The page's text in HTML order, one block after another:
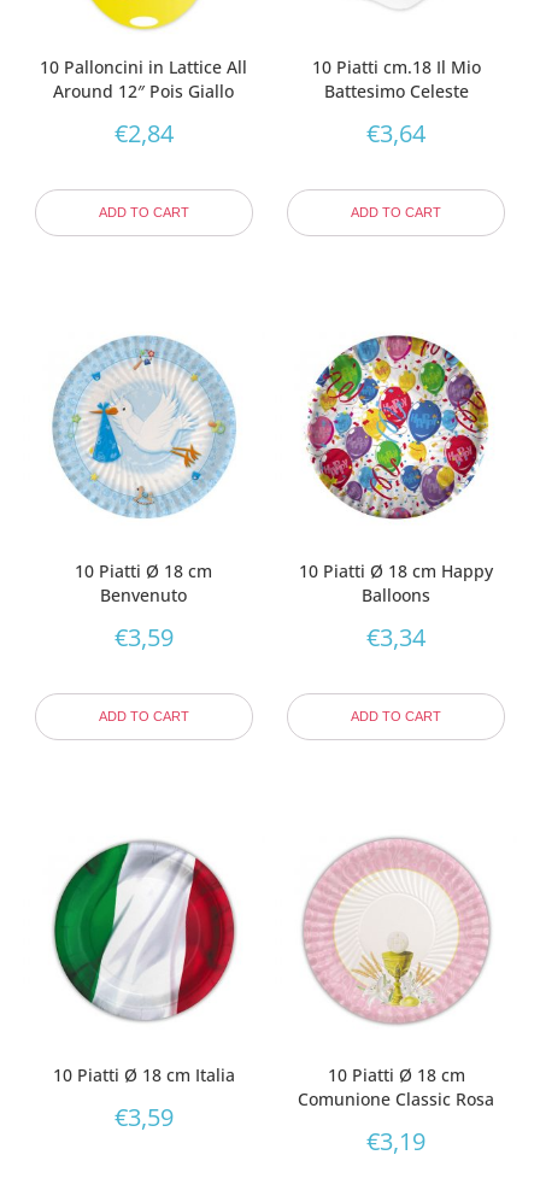
10 Palloncini in Lattice All
Around 12″ Pois Giallo
€2,84
ADD TO CART
10 Piatti cm.18 Il Mio
Battesimo Celeste
€3,64
ADD TO CART
10 Piatti Ø 18 cm
Benvenuto
€3,59
ADD TO CART
10 Piatti Ø 18 cm Happy
Balloons
€3,34
ADD TO CART
10 Piatti Ø 18 cm Italia
€3,59
10 Piatti Ø 18 cm
Comunione Classic Rosa
€3,19